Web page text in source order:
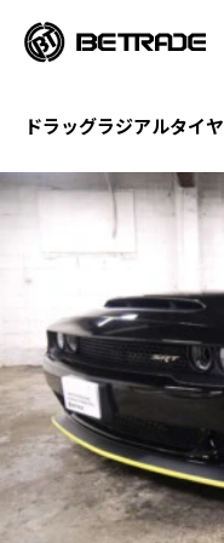
ドラッグラジアルタイヤ